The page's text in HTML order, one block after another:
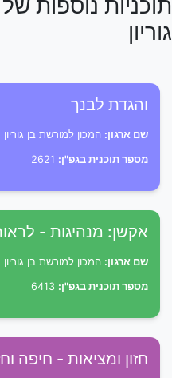
תוכניות נוספות
גוריון
והגדת לבנך
שם ארגון: המכון למורשת בן גוריון
מספר תוכנית בגפ"ן:
אקשן: מנהיגות -
שם ארגון: המכון למורשת בן גוריון
מספר תוכנית בגפ"ן:
חזון ומציאות - חיפה